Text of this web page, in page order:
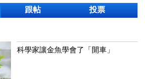
跟帖 投票
科學家讓金魚學會了「開車」